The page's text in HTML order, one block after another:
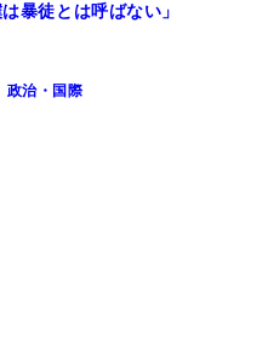
暴徒とは呼ばない」
政治・国際